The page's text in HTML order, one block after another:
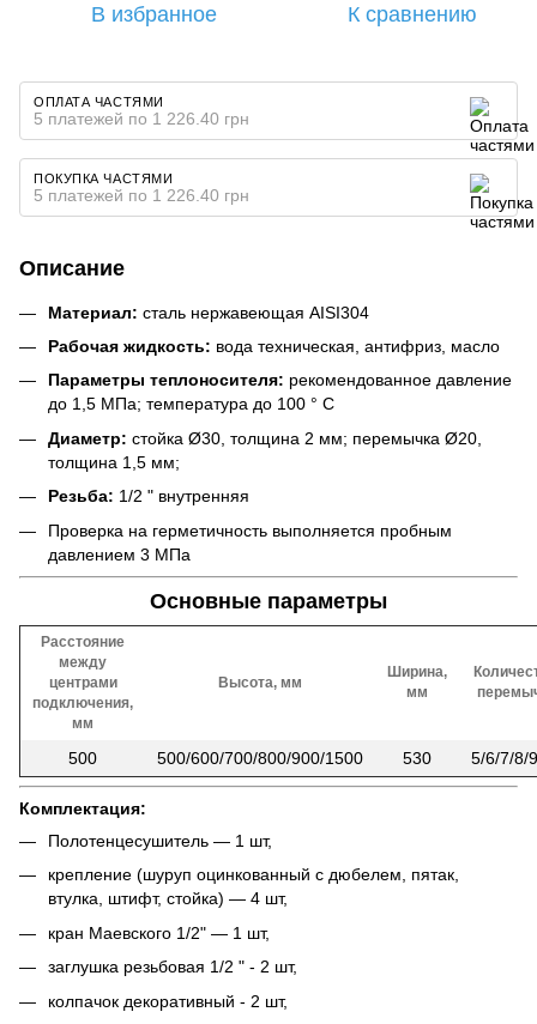
В избранное К сравнению
ОПЛАТА ЧАСТЯМИ
5 платежей по 1 226.40 грн
ПОКУПКА ЧАСТЯМИ
5 платежей по 1 226.40 грн
Описание
Материал: сталь нержавеющая AISI304
Рабочая жидкость: вода техническая, антифриз, масло
Параметры теплоносителя: рекомендованное давление
до 1,5 МПа; температура до 100 ° С
Диаметр: стойка Ø30, толщина 2 мм; перемычка Ø20,
толщина 1,5 мм;
Резьба: 1/2 " внутренняя
Проверка на герметичность выполняется пробным
давлением 3 МПа
Основные параметры
Расстояние
между
центрами
подключения,
мм
Высота, мм
Ширина,
мм
500 500/600/700/800/900/1500 530 5/6/7/8/
Комплектация:
Полотенцесушитель — 1 шт,
крепление (шуруп оцинкованный с дюбелем, пятак,
втулка, штифт, стойка) — 4 шт,
кран Маевского 1/2" — 1 шт,
заглушка резьбовая 1/2 " - 2 шт,
колпачок декоративный - 2 шт,